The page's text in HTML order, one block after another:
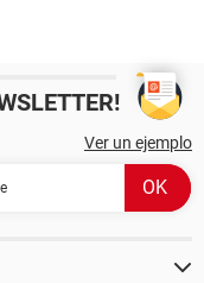
Ver un ejemplo